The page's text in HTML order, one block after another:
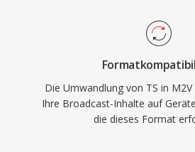
gleichermaßen einsetzbar in
und dateibasierten Aufnahme-
prädiktiven Frames bietet ein
Gleichgewicht zwischen
und Zugriffsmöglichkeiten auf
M2V ausschließlich Video ohne
Die Umwandlung von TS in
Ihre Broadcast-Inhalte auf
die dieses Format